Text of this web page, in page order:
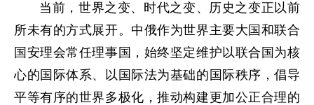
当前，世界之变、时代之变、历史之变正以前
所未有的方式展开。中俄作为世界主要大国和联合
国安理会常任理事国，始终坚定维护以联合国为核
心的国际体系、以国际法为基础的国际秩序，倡导
平等有序的世界多极化，推动构建更加公正合理的